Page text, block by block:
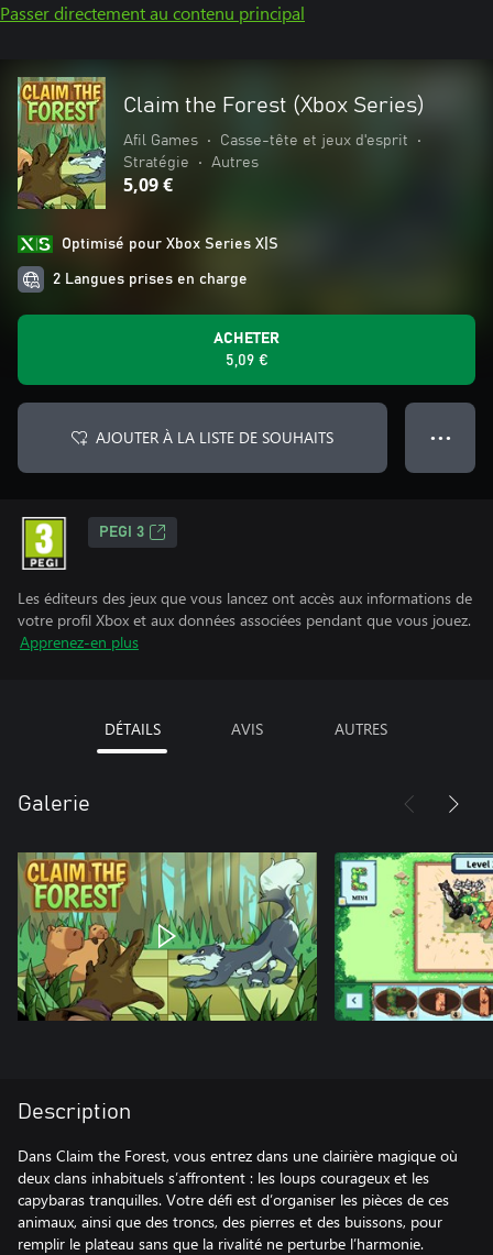
Passer directement au contenu principal
Claim the Forest (Xbox Series)
Afil Games • Casse-tête et jeux d'esprit
•
Stratégie
• Autres
5,09 €
Optimisé pour Xbox Series X|S
2 Langues prises en charge
ACHETER
5,09 €
AJOUTER À LA LISTE DE SOUHAITS ● ● ●
PEGI 3
Les éditeurs des jeux que vous lancez ont accès aux informations de
votre profil Xbox et aux données associées pendant que vous jouez.
Apprenez-en plus
DÉTAILS AVIS AUTRES
Galerie
Description
Dans Claim the Forest, vous entrez dans une clairière magique où
deux clans inhabituels s’affrontent : les loups courageux et les
capybaras tranquilles. Votre défi est d’organiser les pièces de ces
animaux, ainsi que des troncs, des pierres et des buissons, pour
remplir le plateau sans que la rivalité ne perturbe l’harmonie.